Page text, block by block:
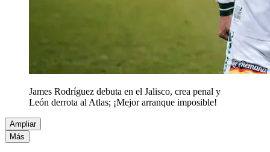
James Rodríguez debuta en el Jalisco, crea penal y
León derrota al Atlas; ¡Mejor arranque imposible!
Ampliar
Más